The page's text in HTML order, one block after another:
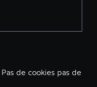
de cookies pas de